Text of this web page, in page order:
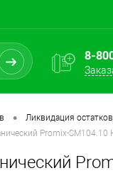
8-
• Ликвидация остатков
Promix-